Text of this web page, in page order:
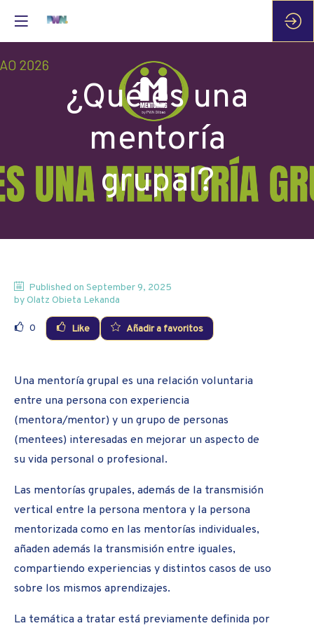
¿Qué es una
mentoría
grupal?
Published on September 9, 2025
byOlatz Obieta Lekanda
0 Like Añadir a favoritos
Una mentoría grupal es una relación voluntaria
entre una persona con experiencia
(mentora/mentor) y un grupo de personas
(mentees) interesadas en mejorar un aspecto de
su vida personal o profesional.
Las mentorías grupales, además de la transmisión
vertical entre la persona mentora y la persona
mentorizada como en las mentorías individuales,
añaden además la transmisión entre iguales,
compartiendo experiencias y distintos casos de uso
sobre los mismos aprendizajes.
La temática a tratar está previamente definida por